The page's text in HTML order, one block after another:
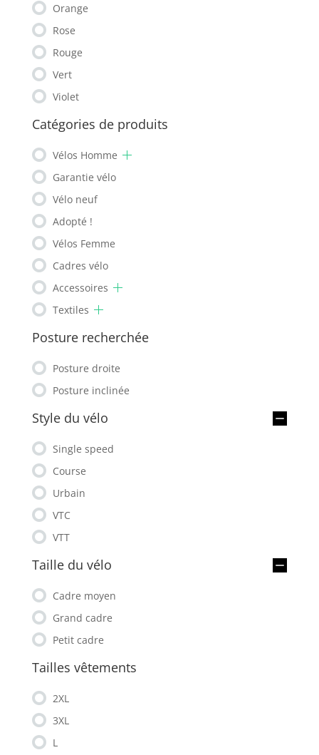
Orange
Rose
Rouge
Vert
Violet
Catégories de produits
Vélos Homme
Garantie vélo
Vélo neuf
Adopté !
Vélos Femme
Cadres vélo
Accessoires
Textiles
Posture recherchée
Posture droite
Posture inclinée
Style du vélo
Single speed
Course
Urbain
VTC
VTT
Taille du vélo
Cadre moyen
Grand cadre
Petit cadre
Tailles vêtements
2XL
3XL
L